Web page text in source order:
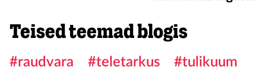
Teised teemad blogis
#raudvara #teletarkus
#tulikuum